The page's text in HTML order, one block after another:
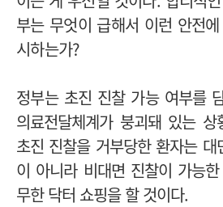
부는 무엇이 급해서 이런 안전
시하는가?
정부는 초진 진찰 가능 여부를
의료전달체계가 붕괴돼 있는 상
초진 진찰을 거부당한 환자는
이 아니라 비대면 진찰이 가능
무한 닥터 쇼핑을 할 것이다.